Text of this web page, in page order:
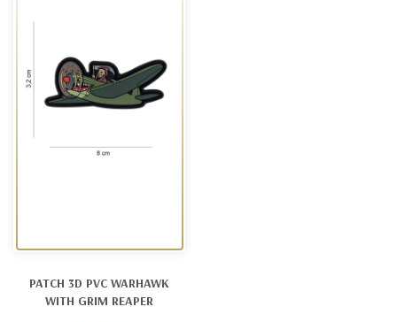
PATCH 3D PVC WARHAWK
WITH GRIM REAPER